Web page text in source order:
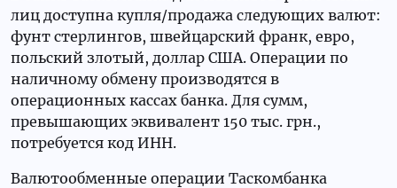
лиц доступна купля/продажа следующих валют:
фунт стерлингов, швейцарский франк, евро,
польский злотый, доллар США. Операции по
наличному обмену производятся в
операционных кассах банка. Для сумм,
превышающих эквивалент 150 тыс. грн.,
потребуется код ИНН.
Валютообменные операции Таскомбанка